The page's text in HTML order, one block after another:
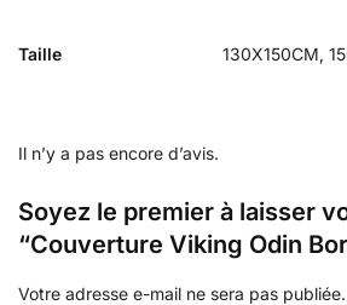
Taille 130X150CM,
Il n’y a pas encore d’avis.
Soyez le premier à laisser
“Couverture Viking Odin
Votre adresse e-mail ne sera pas publiée.